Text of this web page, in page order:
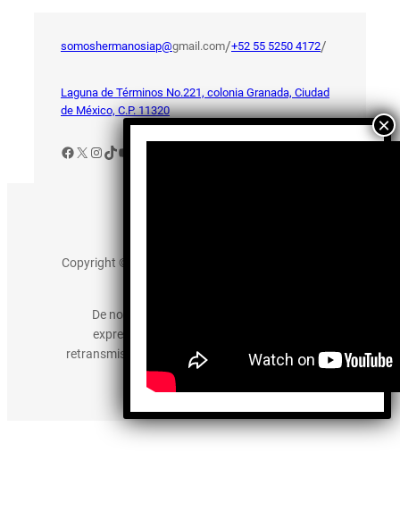
somoshermanosiap@gmail.com/+52 55 5250 4172/
Laguna de Términos No.221, colonia Granada, Ciudad
de México, C.P. 11320
Facebook
X Instagram
TikTok
YouTube
Copyright © 2025 somos-hermanos.mx. Todos los
De no existir previa autorización, queda
expresamente prohibida la publicación,
retransmisión, edición y cualquier otro uso de los
contenidos.